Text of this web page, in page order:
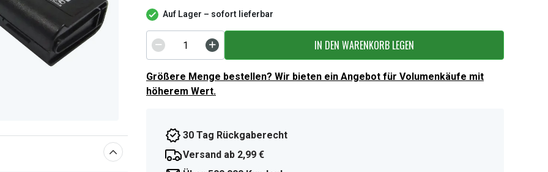
Auf Lager – sofort lieferbar
IN DEN WARENKORB LEGEN
Größere Menge bestellen? Wir bieten ein Angebot für Volumenkäufe mit
höherem Wert.
30 Tag Rückgaberecht
Versand ab 2,99 €